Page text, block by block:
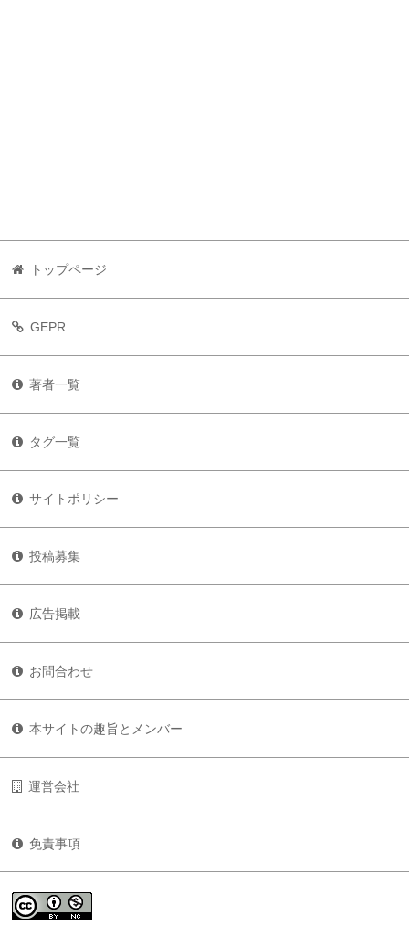
トップページ
GEPR
著者一覧
タグ一覧
サイトポリシー
投稿募集
広告掲載
お問合わせ
本サイトの趣旨とメンバー
運営会社
免責事項